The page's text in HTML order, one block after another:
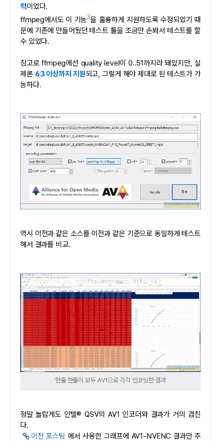
력이었다.
ffmpeg에서도 이 기능3을 훌륭하게 지원하도록 수정되었기 때
문에 기존에 만들어뒀던 테스트 툴을 조금만 손봐서 테스트를 할
수 있었다.
참고로 ffmpeg에선 quality level이 0..51까지라 돼있지만, 실
제론 63 이상까지 지원되고, 그렇게 해야 제대로 된 테스트가 가
능하다.
역시 이전과 같은 소스를 이전과 같은 기준으로 동일하게 테스트
해서 결과를 비교.
한줄 한줄이 모두 AV1으로 각각 인코딩한 결과
정말 놀랍게도 인텔® QSV의 AV1 인코더와 결과가 거의 겹친
다.
이전 포스팅 에서 사용한 그래프에 AV1-NVENC 결과만 추